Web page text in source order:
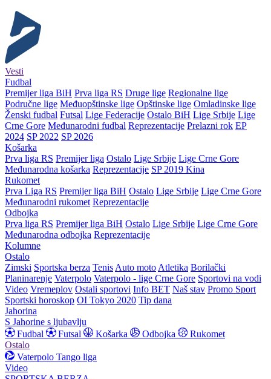
Vesti
Fudbal
Premijer liga BiH Prva liga RS Druge lige Regionalne lige
Područne lige Međuopštinske lige Opštinske lige Omladinske lige
Ženski fudbal Futsal Lige Federacije Ostalo BiH Lige Srbije Lige
Crne Gore Međunarodni fudbal Reprezentacije Prelazni rok EP
2024 SP 2022 SP 2026
Košarka
Prva liga RS Premijer liga Ostalo Lige Srbije Lige Crne Gore
Međunarodna košarka Reprezentacije SP 2019 Kina
Rukomet
Prva Liga RS Premijer liga BiH Ostalo Lige Srbije Lige Crne Gore
Međunarodni rukomet Reprezentacije
Odbojka
Prva liga RS Premijer liga BiH Ostalo Lige Srbije Lige Crne Gore
Međunarodna odbojka Reprezentacije
Kolumne
Ostalo
Zimski Sportska berza Tenis Auto moto Atletika Borilački
Planinarenje Vaterpolo Vaterpolo - lige Crne Gore Sportovi na vodi
Video Vremeplov Ostali sportovi Info BET Naš stav Promo Sport
Sportski horoskop OI Tokyo 2020 Tip dana
Jahorina
S Jahorine s ljubavlju
Fudbal
Futsal Košarka Odbojka
Rukomet
Ostalo
Vaterpolo Tango liga
Video